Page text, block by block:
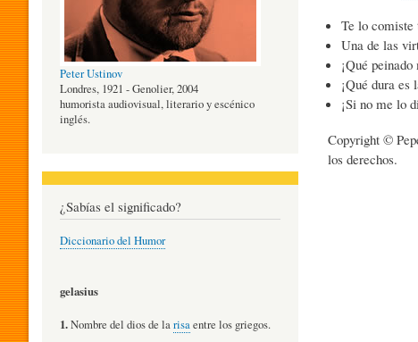
L
Te lo comiste
Una de las
¡Qué
¡Qué dura
¡Si no me lo
Copyright ©
los derechos.
Peter Ustinov
Londres, 1921 - Genolier, 2004
humorista audiovisual, literario y escénico
inglés.
¿Sabías el significado?
Diccionario del Humor
gelasius
1.Nombre del dios de larisaentre los griegos.